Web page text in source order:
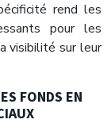
rend les
pour les
visibilité sur leur
FONDS EN